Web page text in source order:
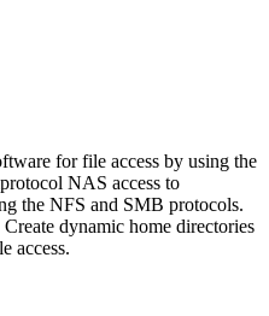
for file access by using the
NAS access to
the NFS and SMB protocols.
dynamic home directories
access.